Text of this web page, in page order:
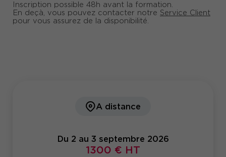
Inscription possible 48h avant la formation.
En deçà, vous pouvez contacter notre Service Client
pour vous assurez de la disponibilité.
A distance
Du 2 au 3 septembre 2026
1300 € HT